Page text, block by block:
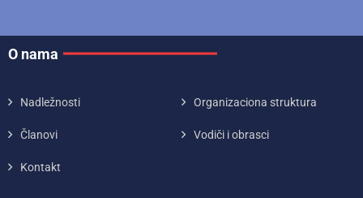
O nama
Nadležnosti Organizaciona struktura
Članovi Vodiči i obrasci
Kontakt